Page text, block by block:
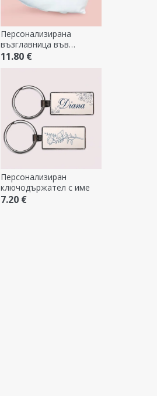
Персонализирана
възглавница във
формата на сърце с 6
11.80 €
Персонализиран
ключодържател с име
7.20 €